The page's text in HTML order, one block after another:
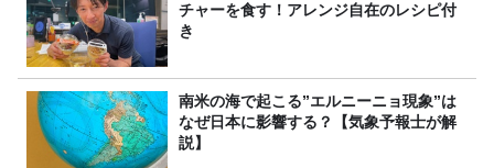
チャーを食す！アレンジ自在のレシピ付
き
南米の海で起こる”エルニーニョ現象”は
なぜ日本に影響する？【気象予報士が解
説】